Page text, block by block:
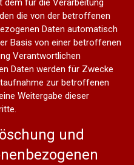
für die Verarbeitung
die von der betroffenen
Daten automatisch
Basis von einer betroffenen
Verantwortlichen
Daten werden für Zwecke
zur betroffenen
Weitergabe dieser
und